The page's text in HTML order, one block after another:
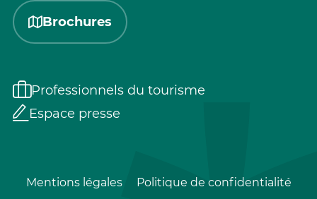
Brochures
Professionnels du tourisme
Espace presse
Mentions légales Politique de confidentialité